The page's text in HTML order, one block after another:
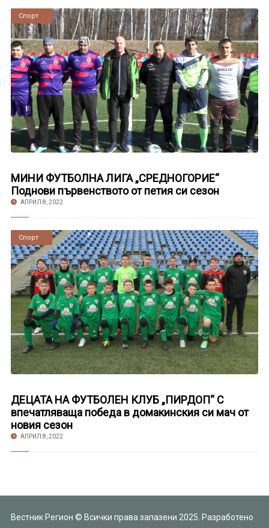
Новини
Спорт
МИНИ ФУТБОЛНА ЛИГА „СРЕДНОГОРИЕ“
Поднови първенството от петия си сезон
АПРИЛ 8, 2022
Новини
Спорт
ДЕЦАТА НА ФУТБОЛЕН КЛУБ „ПИРДОП“ С
впечатляваща победа в домакинския си мач от
новия сезон
АПРИЛ 8, 2022
Вестник Регион © Всички права запазени 2025. Разработено